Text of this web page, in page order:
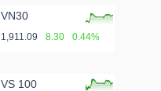
VN30
1,911.09 8.30 0.44%
VS 100